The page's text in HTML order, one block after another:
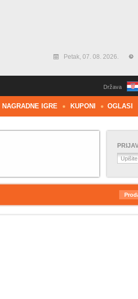
Petak, 07. 08. 2026.
Država
NAGRADNE IGRE KUPONI OGLASI